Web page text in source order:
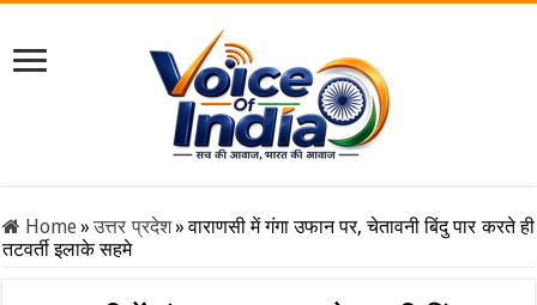
Home» उत्तर प्रदेश»वाराणसी में गंगा उफान पर, चेतावनी बिंदु पार करते ही
तटवर्ती इलाके सहमे